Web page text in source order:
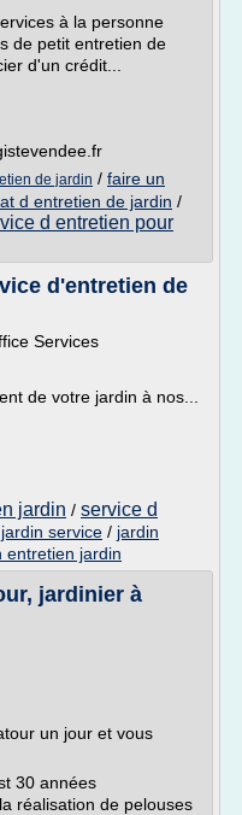
à la personne
de petit entretien de
d'un crédit...
de jardin / faire un
d entretien de jardin /
d entretien pour
d'entretien de
Services
de votre jardin à nos...
jardin / service d
service / jardin
entretien jardin
jardinier à
un jour et vous
30 années
réalisation de pelouses